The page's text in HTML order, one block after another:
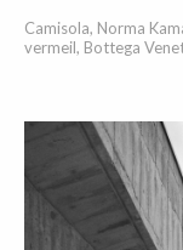
Camisola, Norma
vermeil, Bottega